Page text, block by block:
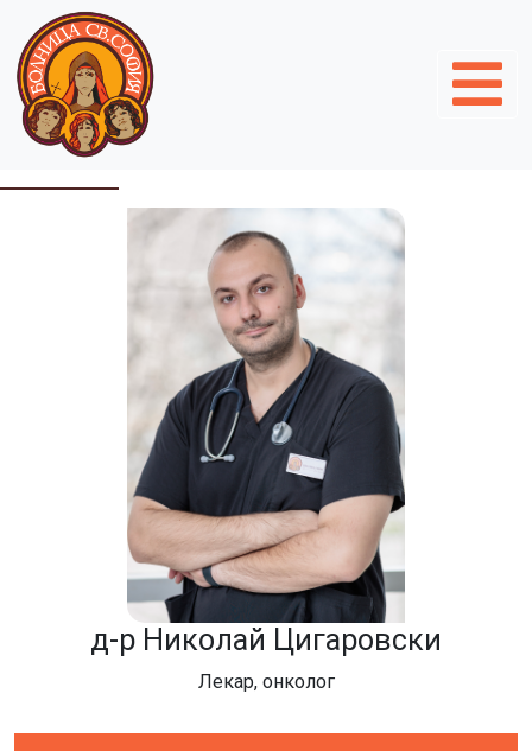
д-р Николай Цигаровски
Лекар, онколог